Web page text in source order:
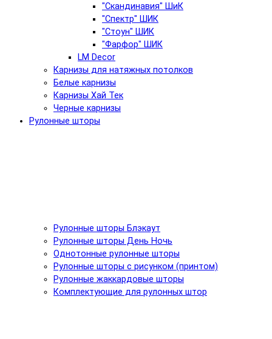
"Скандинавия" ШиК
"Спектр" ШИК
"Стоун" ШИК
"Фарфор" ШИК
LM Decor
Карнизы для натяжных потолков
Белые карнизы
Карнизы Хай Тек
Черные карнизы
Рулонные шторы
Рулонные шторы Блэкаут
Рулонные шторы День Ночь
Однотонные рулонные шторы
Рулонные шторы с рисунком (принтом)
Рулонные жаккардовые шторы
Комплектующие для рулонных штор